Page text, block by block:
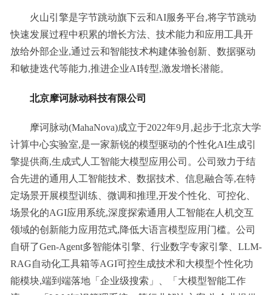
火山引擎是字节跳动旗下云和AI服务平台,将字节跳动
快速发展过程中积累的增长方法、技术能力和应用工具开
放给外部企业,通过云和智能技术构建体验创新、数据驱动
和敏捷迭代等能力,推进企业AI转型,激发增长潜能。
北京摩诃脉动科技有限公司
摩诃脉动(MahaNova)成立于2022年9月,起步于北京大学
计算中心实验室,是一家新锐的模型驱动的个性化AI生成引
擎提供商,生成式人工智能大模型应用公司。公司致力于结
合先进的通用人工智能技术、数据技术、信息融合等,在特
定场景开展模型训练、微调和推理,开发个性化、可控化、
场景化的AGI应用系统,深度探索通用人工智能在人机交互
领域的创新能力应用范式,降低大语言模型应用门槛。公司
自研了Gen-Agent多智能体引擎、行业数字专家引擎、LLM-
RAG自动化工具箱等AGI可控生成技术和大模型个性化功
能模块,端到端落地「企业级搜索」、「大模型智能工作